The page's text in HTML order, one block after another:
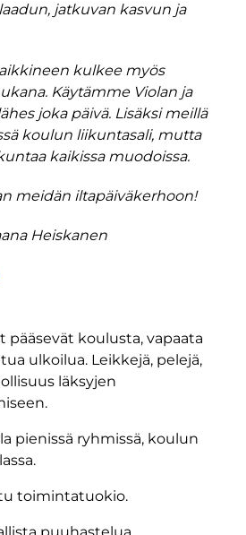
jatkuvan kasvun ja
kulkee myös
Käytämme Violan ja
joka päivä. Lisäksi meillä
koulun liikuntasali, mutta
kaikissa muodoissa.
meidän iltapäiväkerhoon!
Heiskanen
pääsevät koulusta, vapaata
ulkoilua. Leikkejä, pelejä,
läksyjen
pienissä ryhmissä, koulun
toimintatuokio.